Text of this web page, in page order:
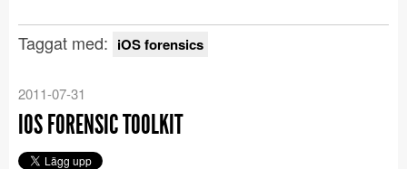
Taggat med: iOS forensics
2011-07-31
IOS FORENSIC TOOLKIT